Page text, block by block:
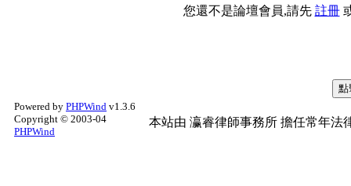
您還不是論壇會員,請先 註冊
Powered by PHPWind v1.3.6
Copyright © 2003-04
PHPWind
本站由 瀛睿律師事務所 擔任常年法